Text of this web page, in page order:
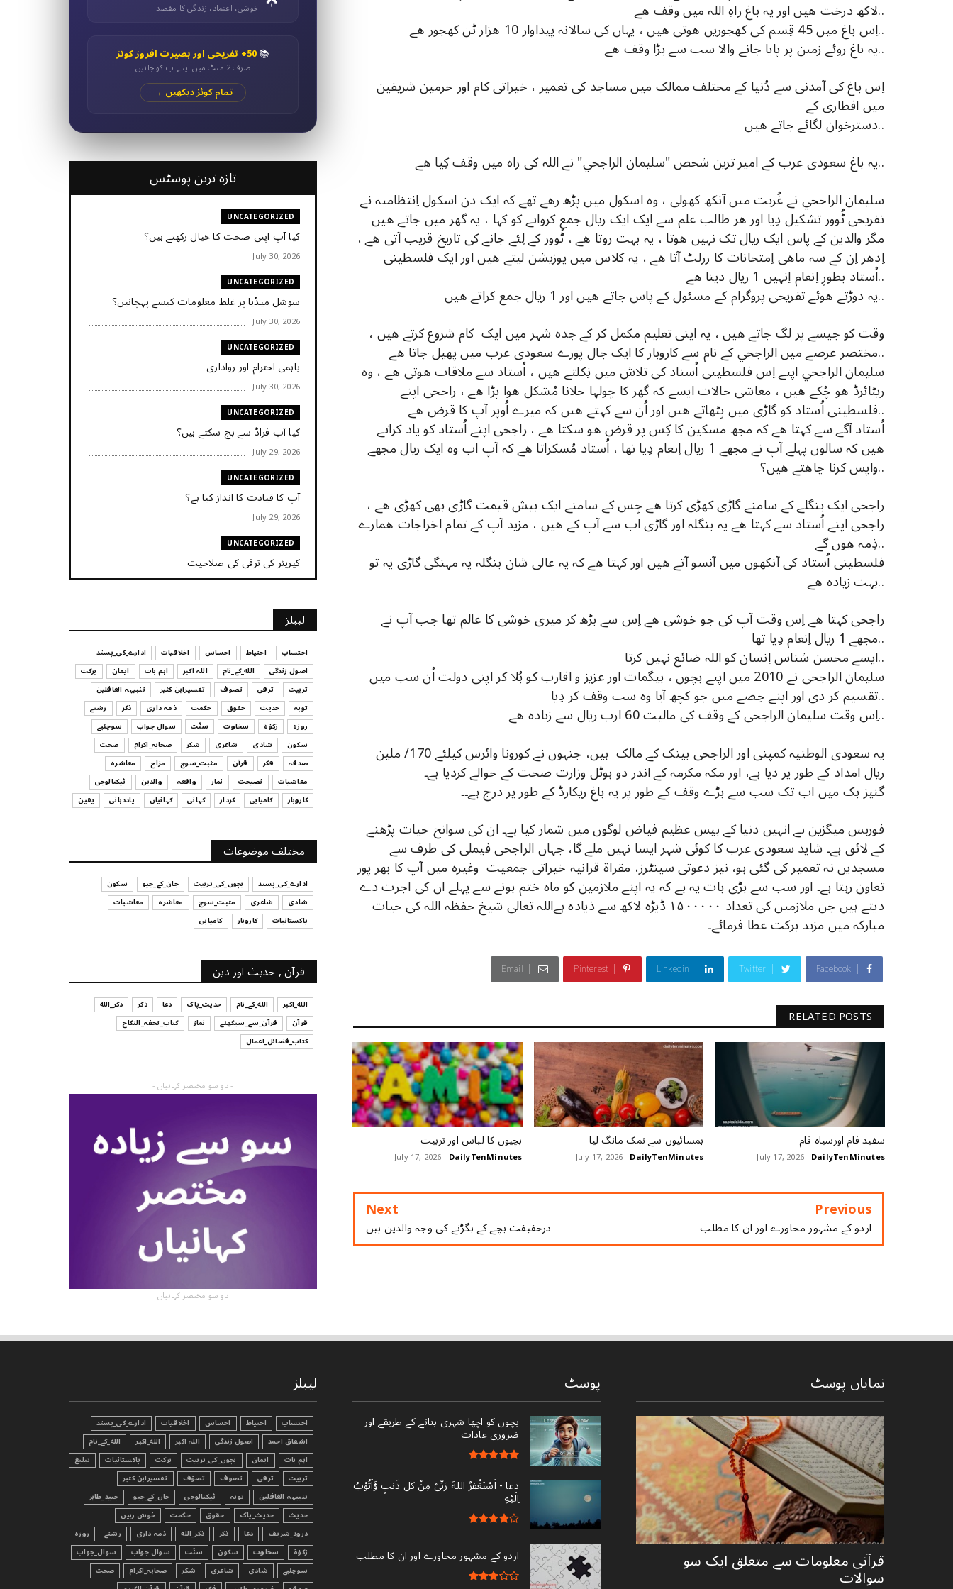
لاکھ درخت ھیں اور یہ باغ راہِ اللہ میں وقف ھے..
اِس باغ میں 45 قِسم کی کھجوریں ھوتی ھیں ، یہاں کی سالانہ پیداوار 10 ھزار ٹن کھجور ھے..
یہ باغ روئے زمین پر پایا جانے والا سب سے بڑا وقف ھے..
اِس باغ کی آمدنی سے دُنیا کے مختلف ممالک میں مساجد کی تعمیر ، خیراتی کام اور حرمین شریفین
میں افطاری کے
دسترخوان لگائے جاتے ھیں..
یہ باغ سعودی عرب کے امیر ترین شخص "سلیمان الراجحي" نے اللہ کی راہ میں وقف کِیا ھے..
سلیمان الراجحي نے غُربت میں آنکھ کھولی ، وہ اسکول میں پڑھ رھے تھے کہ ایک دن اسکول اِنتظامیہ نے
تفریحی ٹُوور تشکیل دِیا اور ھر طالب علم سے ایک ایک ریال جمع کروانے کو کہا ، یہ گھر میں جاتے ھیں
مگر والدین کے پاس ایک ریال تک نہیں ھوتا ، یہ بہت روتا ھے ، ٹُوور کے لِئے جانے کی تاریخ قریب آتی ھے ،
اِدھر اِن کے سہ ماھی اِمتحانات کا رزلٹ آتا ھے ، یہ کلاس میں پوزیشن لیتے ھیں اور ایک فلسطینی
اُستاد بطورِ اِنعام اِنہیں 1 ریال دیتا ھے..
یہ دوڑتے ھوئے تفریحی پروگرام کے مسئول کے پاس جاتے ھیں اور 1 ریال جمع کراتے ھیں..
وقت کو جیسے پر لگ جاتے ھیں ، یہ اپنی تعلیم مکمل کر کے جدہ شہر میں ایک کام شروع کرتے ھیں ،
مختصر عرصے میں الراجحي کے نام سے کاروبار کا ایک جال پورے سعودی عرب میں پھیل جاتا ھے..
سلیمان الراجحي اپنے اِس فلسطینی اُستاد کی تلاش میں نِکلتے ھیں ، اُستاد سے ملاقات ھوتی ھے ، وہ
ریٹائرڈ ھو چُکے ھیں ، معاشی حالات ایسے کہ گھر کا چولہا جلانا مُشکل ھوا پڑا ھے ، راجحی اپنے
فلسطینی اُستاد کو گاڑی میں بِٹھاتے ھیں اور اُن سے کہتے ھیں کہ میرے اُوپر آپ کا قرض ھے..
اُستاد آگے سے کہتا ھے کہ مجھ مسکین کا کِس پر قرض ھو سکتا ھے ، راجحی اپنے اُستاد کو یاد کراتے
ھیں کہ سالوں پہلے آپ نے مجھے 1 ریال اِنعام دِیا تھا ، اُستاد مُسکراتا ھے کہ آپ اب وہ ایک ریال مجھے
واپس کرنا چاھتے ھیں؟..
راجحی ایک بنگلے کے سامنے گاڑی کھڑی کرتا ھے جِس کے سامنے ایک بیش قیمت گاڑی بھی کھڑی ھے ،
راجحی اپنے اُستاد سے کہتا ھے یہ بنگلہ اور گاڑی اب سے آپ کے ھیں ، مزید آپ کے تمام اخراجات ھمارے
ذِمہ ھوں گے..
فلسطینی اُستاد کی آنکھوں میں آنسو آتے ھیں اور کہتا ھے کہ یہ عالی شان بنگلہ یہ مہنگی گاڑی یہ تو
بہت زیادہ ھے..
راجحی کہتا ھے اِس وقت آپ کی جو خوشی ھے اِس سے بڑھ کر میری خوشی کا عالم تھا جب آپ نے
مجھے 1 ریال اِنعام دِیا تھا..
ایسے محسن شناس اِنسان کو اللہ ضائع نہیں کرتا..
سلیمان الراجحی نے 2010 میں اپنے بچوں ، بیگمات اور عزیز و اقارب کو بُلا کر اپنی دولت اُن سب میں
تقسیم کر دی اور اپنے حِصے میں جو کچھ آیا وہ سب وقف کر دِیا..
اِس وقت سلیمان الراجحي کے وقف کی مالیت 60 ارب ریال سے زیادہ ھے..
یہ سعودی الوطنیہ کمپنی اور الراجحی بینک کے مالک ہیں، جنہوں نے کورونا وائرس کیلئے 170/ ملین
ریال امداد کے طور پر دیا ہے، اور مکہ مکرمہ کے اندر دو ہوٹل وزارت صحت کے حوالے کردیا ہے۔
گنیز بک میں اب تک سب سے بڑے وقف کے طور پر یہ باغ ریکارڈ کے طور پر درج ہے۔۔
فوربس میگزین نے انہیں دنیا کے بیس عظیم فیاض لوگوں میں شمار کیا ہے۔ ان کی سوانح حیات پڑھنے
کے لائق ہے۔ شاید سعودی عرب کا کوئی شہر ایسا نہیں ملے گا، جہاں الراجحی فیملی کی طرف سے
مسجدیں نہ تعمیر کی گئی ہو، نیز دعوتی سینٹرز، مقراۃ قرانيۃ خیراتی جمعیت وغیرہ میں آپ کا بھر پور
تعاون رہتا ہے۔ اور سب سے بڑی بات یہ ہے کہ یہ اپنے ملازمین کو ماہ ختم ہونے سے پہلے ان کی اجرت دے
دیتے ہیں جن ملازمین کی تعداد ۱۵۰۰۰۰۰ ڈیڑہ لاکھ سے ذیادہ ہےاللہ تعالی شیخ حفظہ اللہ کی حیات
مبارکہ میں مزید برکت عطا فرمائے۔
Facebook
Twitter
Linkedin
Pinterest
Email
RELATED POSTS
سفید فام اورسیاہ فام
DailyTenMinutes
July 17, 2026
ہمسائیوں سے نمک مانگ لیا
DailyTenMinutes
July 17, 2026
بچیوں کا لباس اور تربیت
DailyTenMinutes
July 17, 2026
Previous
اردو کے مشہور محاورے اور ان کا مطلب
Next
درحقیقت بچے کے بگڑنے کی وجہ والدین ہیں
خوشی، اعتماد، زندگی کا مقصد
📚50+ تفریحی اور بصیرت افروز کوئز
صرف 2 منٹ میں اپنے آپ کو جانیں
تمام کوئز دیکھیں →
تازہ ترین پوسٹس
UNCATEGORIZED
کیا آپ اپنی صحت کا خیال رکھتے ہیں؟
July 30, 2026
UNCATEGORIZED
سوشل میڈیا پر غلط معلومات کیسے پہچانیں؟
July 30, 2026
UNCATEGORIZED
باہمی احترام اور رواداری
July 30, 2026
UNCATEGORIZED
کیا آپ فراڈ سے بچ سکتے ہیں؟
July 29, 2026
UNCATEGORIZED
آپ کا قیادت کا انداز کیا ہے؟
July 29, 2026
UNCATEGORIZED
کیریئر کی ترقی کی صلاحیت
July 29, 2026
UNCATEGORIZED
کیا آپ اپنے باس کو مؤثر طریقے سے منظم کر رہے
ہیں
July 29, 2026
UNCATEGORIZED
اس وقت آپ کا موڈ کیسا ہے؟
July 29, 2026
UNCATEGORIZED
قرض لینے اور دینے میں ہوشیاری
July 29, 2026
آپ کا فیصلہ کرنے کا انداز
July 29, 2026
لیبلز
احتساب احتیاط احساس اخلاقیات
ادارے_کی_پسند
اصول زندگی
الله_کے_نام اللہ اکبر اہم بات ایمان
برکت
تربیت
ترقی تصوف تفسیرابن کثیر
تنبیہہ الغافلین
توبہ
حدیث حقوق حکمت ذمہ داری ذکر
رشتے
روزہ
زکوٰۃ سخاوت سنّت سوال جواب
سوچئیے
سکون
شادی شاعری شکر صحابہ_اکرام
صحت
صدقہ
فکر قرآن مثبت_سوچ مزاح
معاشرہ
معاشیات
نصیحت نماز واقعہ والدین
ٹیکنالوجی
کاروبار
کامیابی کردار کہانی کہانیاں یاددہانی یقین
مختلف موضوعات
ادارے_کی_پسند بچوں_کی_تربیت جان_کے_جیو
سکون
شادی
شاعری مثبت_سوچ معاشرہ
معاشیات
پاکستانیات
کاروبار کامیابی
قرآن , حدیث اور دین
الله_اکبر الله_کے_نام حدیث_پاک دعا ذکر
ذکر_الله
قرآن
قرآن_سے_سیکھئے نماز
کتاب_تحفہ_النکاح
کتاب_فضائل_اعمال
- دو سو مختصر کہانیاں -
دو سو مختصر کہانیاں
نمایاں پوسٹ
قرآنی ‏معلومات ‏سے ‏متعلق ‏ایک ‏سو
‏سوالات ‏
پوسٹ
بچوں کو اچھا شہری بنانے کے طریقے اور
ضروری عادات
دعا - ‎اَسْتَغْفِرُ اللهَ رَبِّىْ مِنْ کل ذَنبٍ وَّاَتُوْبُ
اِلَيْهِ
اردو کے مشہور محاورے اور ان کا مطلب
لیبلز
احتساب احتیاط احساس اخلاقیات
ادارے_کی_پسند
اشفاق احمد
اصول زندگی اللہ اکبر الله_اکبر
الله_کے_نام
اہم بات
ایمان بچوں_کی_تربیت برکت پاکستانیات
تبليغ
تربیت
ترقی تصوف تصوّف
تفسیرابن کثیر
تنبیہہ الغافلین
توبہ ٹیکنالوجی جان_کے_جیو
جنید_طاہر
حدیث
حدیث_پاک حقوق حکمت
خوش رہیں
درود_شریف
دعا ذکر ذکر_الله ذمہ داری رشتے
روزہ
زکوٰۃ
سخاوت سکون سنّت سوال جواب
سوال_جواب
سوچئیے
شادی شاعری شکر صحابہ_اکرام
صحت